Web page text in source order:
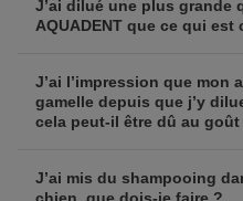
J’ai dilué une plus grande
AQUADENT que ce qui
J’ai l’impression que mon
gamelle depuis que j’y
cela peut-il être dû au
J’ai mis du shampooing